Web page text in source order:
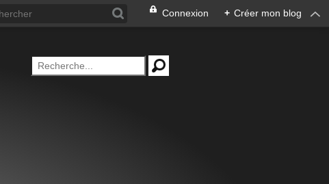
Connexion + Créer mon blog